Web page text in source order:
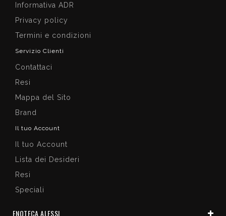
Informativa ADR
Privacy policy
Termini e condizioni
Servizio Clienti
Contattaci
Resi
Mappa del Sito
Brand
Il tuo Account
Il tuo Account
Lista dei Desideri
Resi
Speciali
ENOTECA ALESSI